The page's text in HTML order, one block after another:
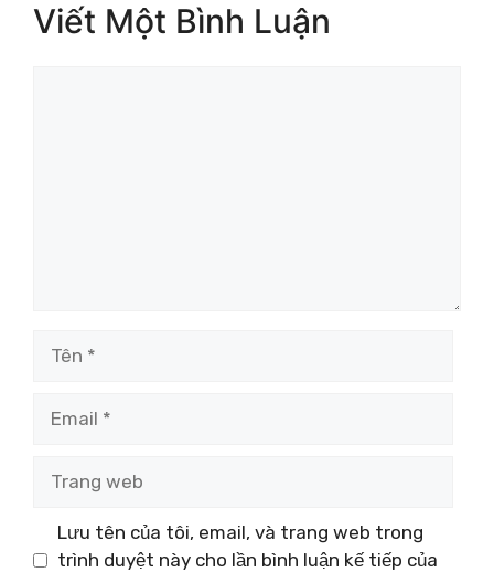
Viết Một Bình Luận
Lưu tên của tôi, email, và trang web trong
trình duyệt này cho lần bình luận kế tiếp của